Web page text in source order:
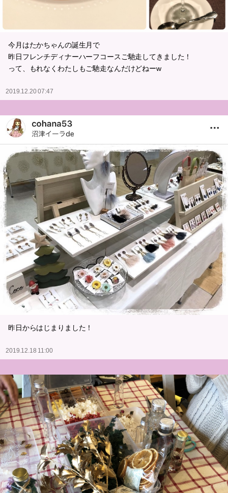
今月はたかちゃんの誕生月で
昨日フレンチディナーハーフコースご馳走してきました！
って、もれなくわたしもご馳走なんだけどねーw
2019.12.20 07:47
昨日からはじまりました！
2019.12.18 11:00